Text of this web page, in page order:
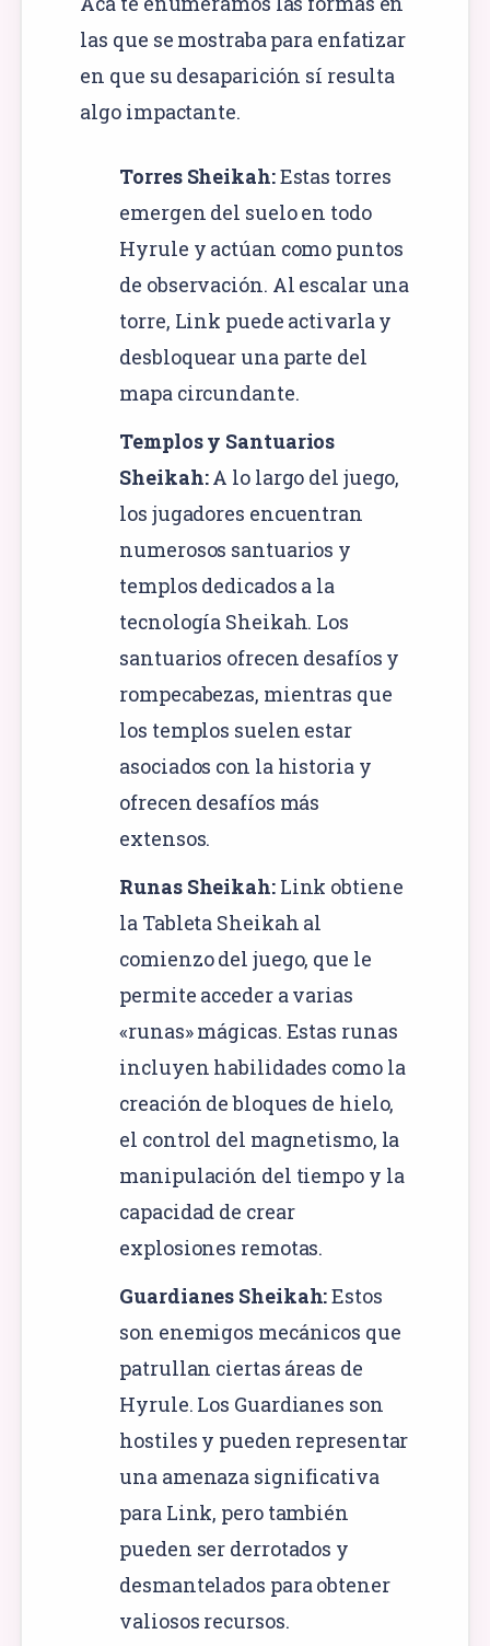
las que se mostraba para enfatizar
en que su desaparición sí resulta
algo impactante.
Torres Sheikah:Estas torres
emergen del suelo en todo
Hyrule y actúan como puntos
de observación. Al escalar una
torre, Link puede activarla y
desbloquear una parte del
mapa circundante.
Templos y Santuarios
Sheikah:A lo largo del juego,
los jugadores encuentran
numerosos santuarios y
templos dedicados a la
tecnología Sheikah. Los
santuarios ofrecen desafíos y
rompecabezas, mientras que
los templos suelen estar
asociados con la historia y
ofrecen desafíos más
extensos.
Runas Sheikah:Link obtiene
la Tableta Sheikah al
comienzo del juego, que le
permite acceder a varias
«runas» mágicas. Estas runas
incluyen habilidades como la
creación de bloques de hielo,
el control del magnetismo, la
manipulación del tiempo y la
capacidad de crear
explosiones remotas.
Guardianes Sheikah:Estos
son enemigos mecánicos que
patrullan ciertas áreas de
Hyrule. Los Guardianes son
hostiles y pueden representar
una amenaza significativa
para Link, pero también
pueden ser derrotados y
desmantelados para obtener
valiosos recursos.